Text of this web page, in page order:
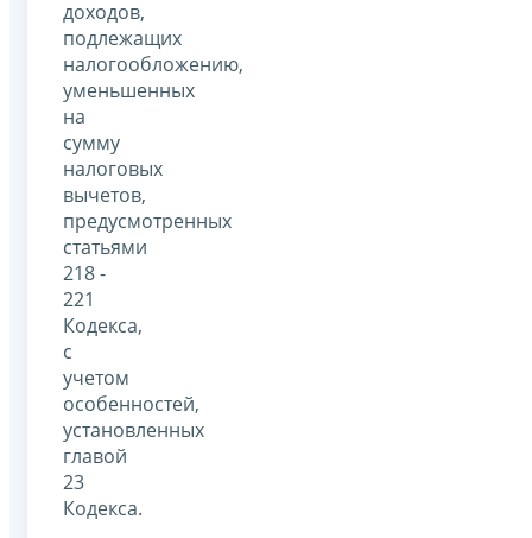
доходов,
подлежащих
налогообложению,
уменьшенных
на
сумму
налоговых
вычетов,
предусмотренных
статьями
218 -
221
Кодекса,
с
учетом
особенностей,
установленных
главой
23
Кодекса.